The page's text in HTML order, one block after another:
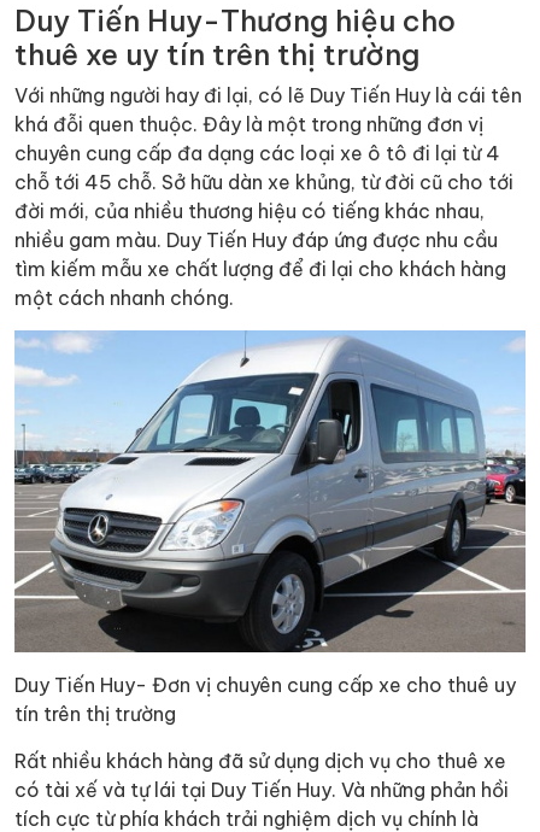
Duy Tiến Huy-Thương hiệu cho
thuê xe uy tín trên thị trường
Với những người hay đi lại, có lẽ Duy Tiến Huy là cái tên
khá đỗi quen thuộc. Đây là một trong những đơn vị
chuyên cung cấp đa dạng các loại xe ô tô đi lại từ 4
chỗ tới 45 chỗ. Sở hữu dàn xe khủng, từ đời cũ cho tới
đời mới, của nhiều thương hiệu có tiếng khác nhau,
nhiều gam màu. Duy Tiến Huy đáp ứng được nhu cầu
tìm kiếm mẫu xe chất lượng để đi lại cho khách hàng
một cách nhanh chóng.
Duy Tiến Huy- Đơn vị chuyên cung cấp xe cho thuê uy
tín trên thị trường
Rất nhiều khách hàng đã sử dụng dịch vụ cho thuê xe
có tài xế và tự lái tại Duy Tiến Huy. Và những phản hồi
tích cực từ phía khách trải nghiệm dịch vụ chính là